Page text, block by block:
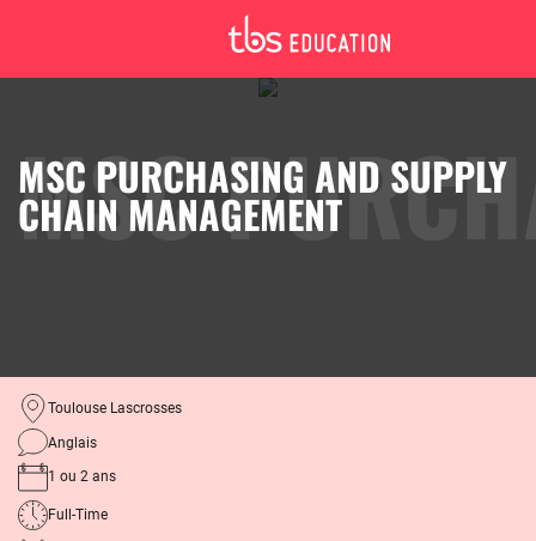
MSC PURCHASING AND SUPPLY
CHAIN MANAGEMENT
Toulouse Lascrosses
Anglais
1 ou 2 ans
Full-Time